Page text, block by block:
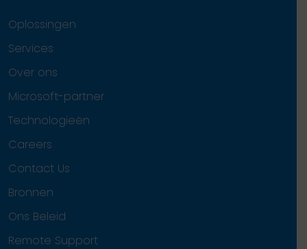
Oplossingen
Services
Over ons
Microsoft-partner
Technologieën
Careers
Contact Us
Bronnen
Ons Beleid
Remote Support